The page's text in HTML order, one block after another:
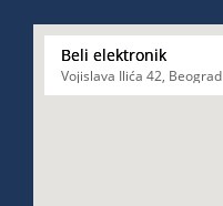
Beli elektronik
Vojislava Ilića 42, Beograd